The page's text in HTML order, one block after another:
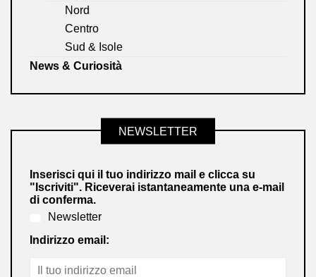
Nord
Centro
Sud & Isole
News & Curiosità
NEWSLETTER
Inserisci qui il tuo indirizzo mail e clicca su
"Iscriviti". Riceverai istantaneamente una e-mail
di conferma.
Newsletter
Indirizzo email: